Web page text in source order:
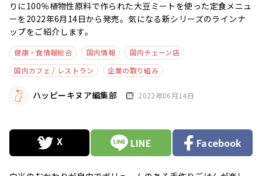
りに100％植物性原料で作られた大豆ミートを使った定食メニュ
ーを2022年6月14日から発売。気になる新シリーズのラインナ
ップをご紹介します。
健康・食情報総合 国内情報
国内チェーン店
国内カフェ / レストラン
企業の取り組み
ハッピーキヌア編集部 2022年06月14日
LINE Facebook